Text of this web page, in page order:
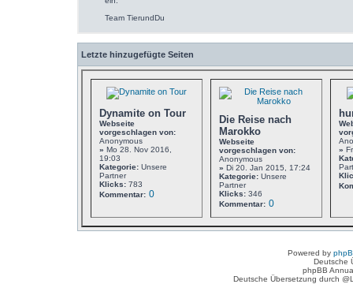
Team TierundDu
Letzte hinzugefügte Seiten
Dynamite on Tour
Webseite
vorgeschlagen von:
Anonymous
» Mo 28. Nov 2016,
19:03
Kategorie: Unsere
Partner
Klicks: 783
Kommentar: 0
Die Reise nach
Marokko
Webseite
vorgeschlagen von:
Anonymous
» Di 20. Jan 2015, 17:24
Kategorie: Unsere
Partner
Klicks: 346
Kommentar: 0
»
Powered by
Deutsche
phpBB
Deutsche Übersetzung durch